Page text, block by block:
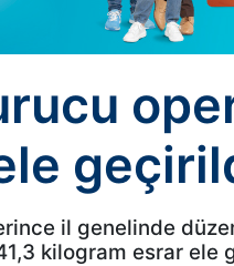
il genelinde
kilogram esrar ele